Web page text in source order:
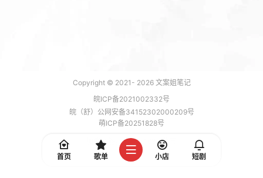
Copyright © 2021- 2026文案姐笔记
皖ICP备2021002332号
皖（舒）公网安备34152302000209号
萌ICP备20251828号
加载 7 能，功耗 0.1634 焦耳
首页
歌单 小店 短剧